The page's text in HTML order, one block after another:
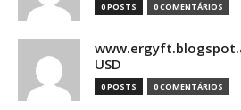
0 POSTS 0 COMENTÁRIOS
USD
0 POSTS 0 COMENTÁRIOS